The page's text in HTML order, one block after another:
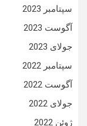
سپتامبر 2023
آگوست 2023
جولای 2023
سپتامبر 2022
آگوست 2022
جولای 2022
ژوئن 2022